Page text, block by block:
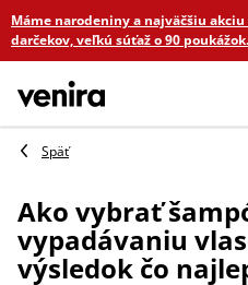
Prejsť
na
obsah
Máme narodeniny a najväčšiu akciu
darčekov, veľkú súťaž o 90 poukážok.
Ako vybrať
vypadávaniu
výsledok čo